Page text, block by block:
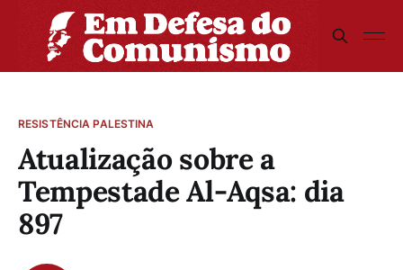
RESISTÊNCIA PALESTINA
Atualização sobre a
Tempestade Al-Aqsa: dia
897